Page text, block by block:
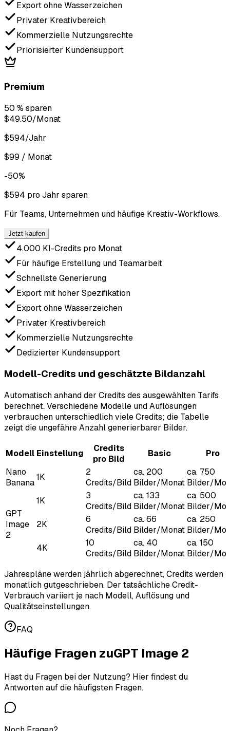
Export ohne Wasserzeichen
Privater Kreativbereich
Kommerzielle Nutzungsrechte
Priorisierter Kundensupport
Premium
50 % sparen
$49.50/Monat
$594/Jahr
$99 / Monat
-50%
$594 pro Jahr sparen
Für Teams, Unternehmen und häufige Kreativ-Workflows.
Jetzt kaufen
4.000 KI-Credits pro Monat
Für häufige Erstellung und Teamarbeit
Schnellste Generierung
Export mit hoher Spezifikation
Export ohne Wasserzeichen
Privater Kreativbereich
Kommerzielle Nutzungsrechte
Dedizierter Kundensupport
Modell-Credits und geschätzte Bildanzahl
Automatisch anhand der Credits des ausgewählten Tarifs
berechnet. Verschiedene Modelle und Auflösungen
verbrauchen unterschiedlich viele Credits; die Tabelle
zeigt die ungefähre Anzahl generierbarer Bilder.
Modell Einstellung
Credits
pro Bild
Basic
Pro
Nano
Banana
1K
2
Credits/Bild
ca. 200
Bilder/Monat
ca. 750
Bilder/
GPT
Image
2
1K
3
Credits/Bild
ca. 133
Bilder/Monat
ca. 500
Bilder/
2K
6
Credits/Bild
ca. 66
Bilder/Monat
ca. 250
Bilder/
4K
10
Credits/Bild
ca. 40
Bilder/Monat
ca. 150
Bilder/
Jahrespläne werden jährlich abgerechnet, Credits werden
monatlich gutgeschrieben. Der tatsächliche Credit-
Verbrauch variiert je nach Modell, Auflösung und
Qualitätseinstellungen.
FAQ
Häufige Fragen zuGPT Image 2
Hast du Fragen bei der Nutzung? Hier findest du
Antworten auf die häufigsten Fragen.